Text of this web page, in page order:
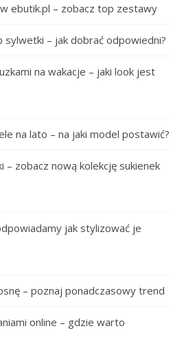
ebutik.pl – zobacz top zestawy
– jak dobrać odpowiedni?
na wakacje – jaki look jest
na lato – na jaki model postawić?
– zobacz nową kolekcję sukienek
jak stylizować je
– poznaj ponadczasowy trend
online – gdzie warto